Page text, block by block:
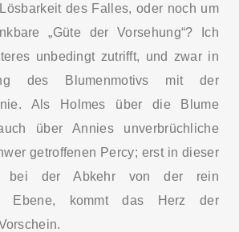
des Falles, oder noch um
„Güte der Vorsehung“? Ich
unbedingt zutrifft, und zwar in
des Blumenmotivs mit der
Als Holmes über die Blume
über Annies unverbrüchliche
getroffenen Percy; erst in dieser
bei der Abkehr von der rein
Ebene, kommt das Herz der